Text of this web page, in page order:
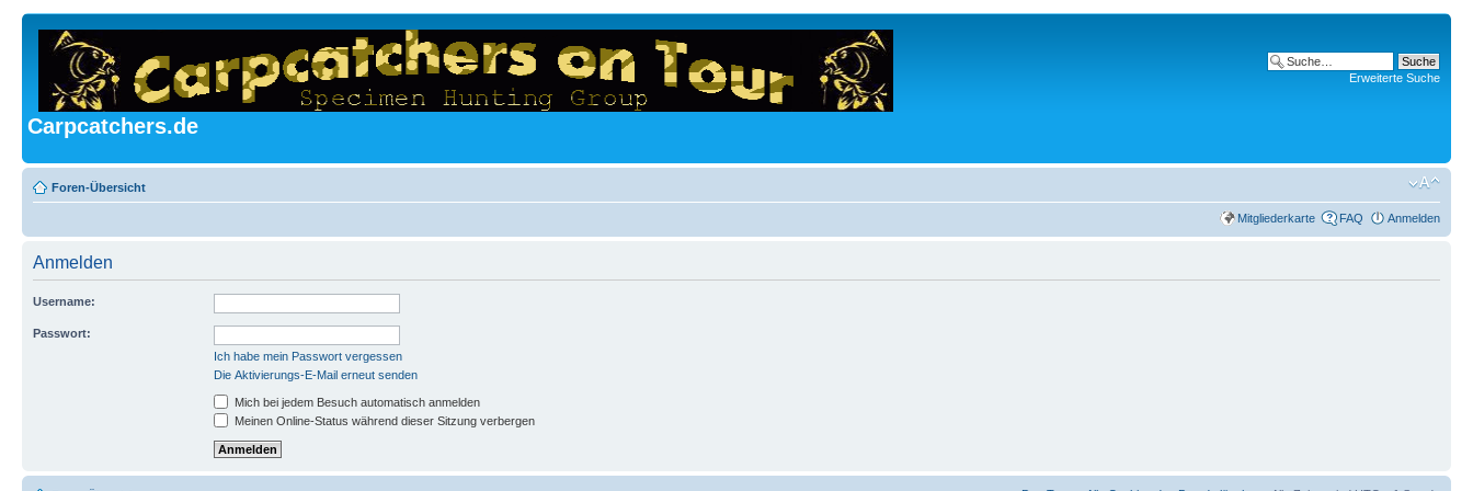
Carpcatchers.de
Erweiterte Suche
Foren-Übersicht
Mitgliederkarte FAQ Anmelden
Anmelden
Username:
Passwort:
Ich habe mein Passwort vergessen
Die Aktivierungs-E-Mail erneut senden
Mich bei jedem Besuch automatisch anmelden
Meinen Online-Status während dieser Sitzung verbergen